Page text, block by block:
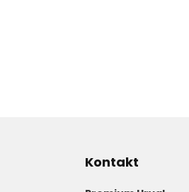
Kontakt